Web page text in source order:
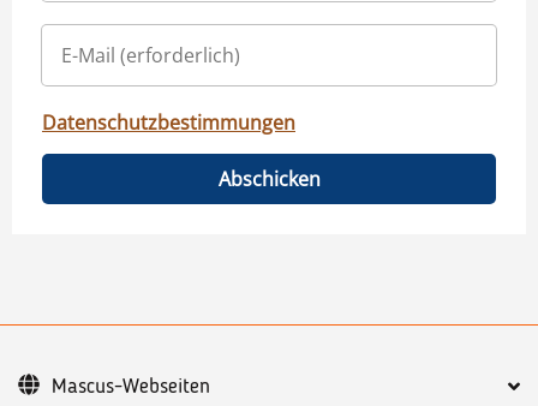
Datenschutzbestimmungen
Abschicken
Mascus-Webseiten